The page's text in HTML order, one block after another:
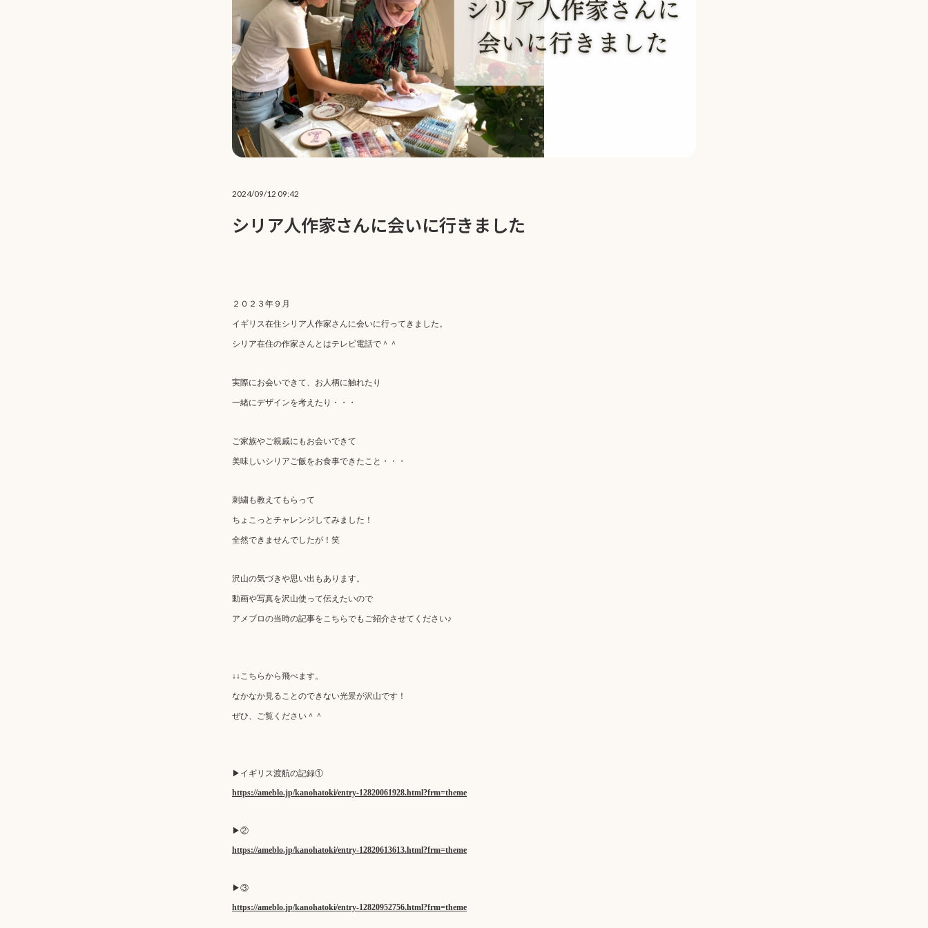
シリア人作家さんに会いに行きました
2024/09/12 09:42
２０２３年９月
イギリス在住シリア人作家さんに会いに行ってきました。
シリア在住の作家さんとはテレビ電話で＾＾
実際にお会いできて、お人柄に触れたり
一緒にデザインを考えたり・・・
ご家族やご親戚にもお会いできて
美味しいシリアご飯をお食事できたこと・・・
刺繍も教えてもらって
ちょこっとチャレンジしてみました！
全然できませんでしたが！笑
沢山の気づきや思い出もあります。
動画や写真を沢山使って伝えたいので
アメブロの当時の記事をこちらでもご紹介させてください♪
↓↓こちらから飛べます。
なかなか見ることのできない光景が沢山です！
ぜひ、ご覧ください＾＾
▶︎イギリス渡航の記録①
https://ameblo.jp/kanohatoki/entry-12820061928.html?frm=theme
▶︎②
https://ameblo.jp/kanohatoki/entry-12820613613.html?frm=theme
▶︎③
https://ameblo.jp/kanohatoki/entry-12820952756.html?frm=theme